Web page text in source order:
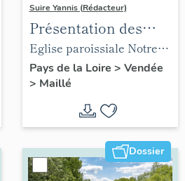
Suire Yannis (Rédacteur)
Présentation des
objets mobiliers de
l'église paroissiale
Notre-Dame de
l'Assomption de
Maillé
Eglise paroissiale Notre-
Dame de l'Assomption de
Maillé
Pays de la Loire > Vendée
> Maillé
Dossier